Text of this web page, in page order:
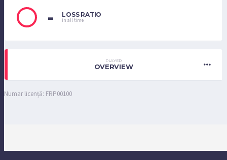
- LOSS RATIO
in all time
PLAYER
OVERVIEW
Numar licență: FRP00100